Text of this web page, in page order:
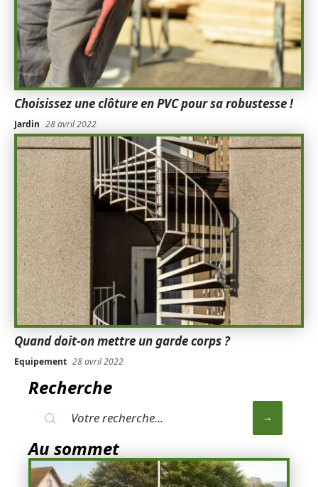
Choisissez une clôture en PVC pour sa robustesse !
Jardin 28 avril 2022
Quand doit-on mettre un garde corps ?
Equipement 28 avril 2022
Recherche
Au sommet